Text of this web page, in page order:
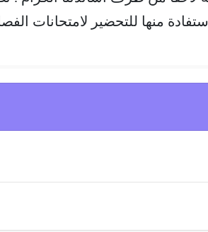
منها للتحضير لامتحانات الفصل